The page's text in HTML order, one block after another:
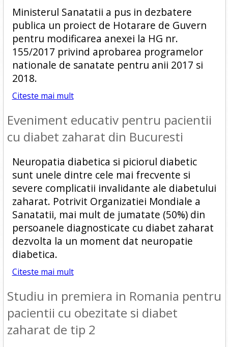
Ministerul Sanatatii a pus in dezbatere
publica un proiect de Hotarare de Guvern
pentru modificarea anexei la HG nr.
155/2017 privind aprobarea programelor
nationale de sanatate pentru anii 2017 si
2018.
Citeste mai mult
Eveniment educativ pentru pacientii
cu diabet zaharat din Bucuresti
Neuropatia diabetica si piciorul diabetic
sunt unele dintre cele mai frecvente si
severe complicatii invalidante ale diabetului
zaharat. Potrivit Organizatiei Mondiale a
Sanatatii, mai mult de jumatate (50%) din
persoanele diagnosticate cu diabet zaharat
dezvolta la un moment dat neuropatie
diabetica.
Citeste mai mult
Studiu in premiera in Romania pentru
pacientii cu obezitate si diabet
zaharat de tip 2